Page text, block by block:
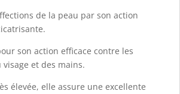
de la peau par son action
son action efficace contre les
et des mains.
élevée, elle assure une excellente